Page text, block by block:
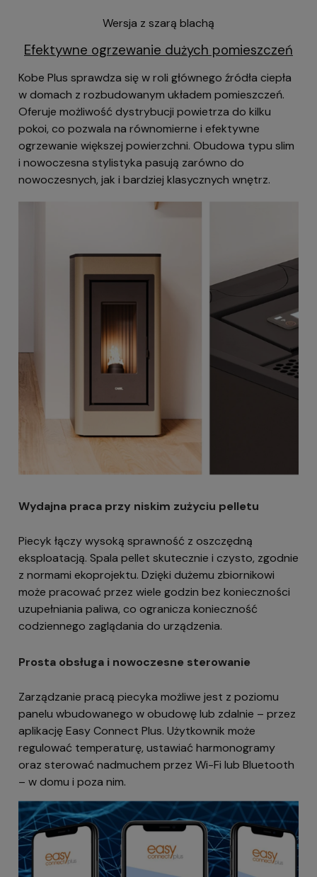
Wersja z szarą blachą
Efektywne ogrzewanie dużych pomieszczeń
Kobe Plus sprawdza się w roli głównego źródła ciepła
w domach z rozbudowanym układem pomieszczeń.
Oferuje możliwość dystrybucji powietrza do kilku
pokoi, co pozwala na równomierne i efektywne
ogrzewanie większej powierzchni. Obudowa typu slim
i nowoczesna stylistyka pasują zarówno do
nowoczesnych, jak i bardziej klasycznych wnętrz.
Wydajna praca przy niskim zużyciu pelletu
Piecyk łączy wysoką sprawność z oszczędną
eksploatacją. Spala pellet skutecznie i czysto, zgodnie
z normami ekoprojektu. Dzięki dużemu zbiornikowi
może pracować przez wiele godzin bez konieczności
uzupełniania paliwa, co ogranicza konieczność
codziennego zaglądania do urządzenia.
Prosta obsługa i nowoczesne sterowanie
Zarządzanie pracą piecyka możliwe jest z poziomu
panelu wbudowanego w obudowę lub zdalnie – przez
aplikację Easy Connect Plus. Użytkownik może
regulować temperaturę, ustawiać harmonogramy
oraz sterować nadmuchem przez Wi-Fi lub Bluetooth
– w domu i poza nim.